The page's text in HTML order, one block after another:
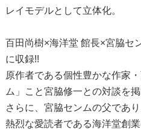
レイモデルとして立体化。
百田尚樹×海洋堂 館長×宮脇セ
に収録!!
原作者である個性豊かな作家
ム」こと宮脇修一との対談を掲
さらに、宮脇センムの父であ
熱烈な愛読者である海洋堂創